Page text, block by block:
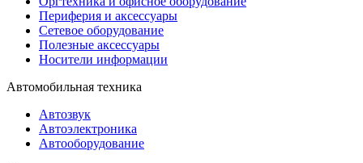
Периферия и аксессуары
Cетевое оборудование
Полезные аксессуары
Носители информации
Автомобильная техника
Автозвук
Автоэлектроника
Автооборудование